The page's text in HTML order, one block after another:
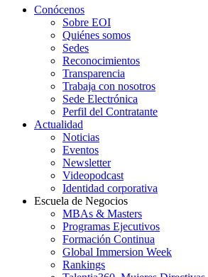
Conócenos
Sobre EOI
Quiénes somos
Sedes
Reconocimientos
Transparencia
Trabaja con nosotros
Sede Electrónica
Perfil del Contratante
Actualidad
Noticias
Eventos
Newsletter
Videopodcast
Identidad corporativa
Escuela de Negocios
MBAs & Masters
Programas Ejecutivos
Formación Continua
Global Immersion Week
Rankings